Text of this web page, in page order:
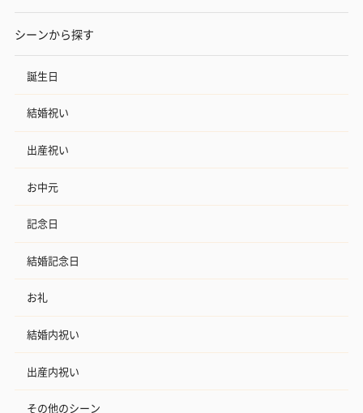
シーンから探す
誕生日
結婚祝い
出産祝い
お中元
記念日
結婚記念日
お礼
結婚内祝い
出産内祝い
その他のシーン